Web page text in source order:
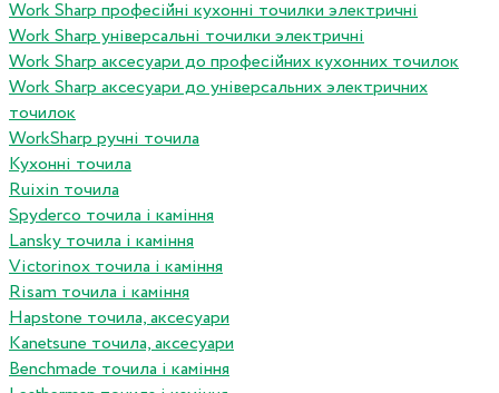
Work Sharp професiйнi кухоннi точилки электричнi
Work Sharp унiверсальнi точилки электричнi
Work Sharp аксесуари до професiйних кухонних точилок
Work Sharp аксесуари до унiверсальних электричних
точилок
WorkSharp ручні точила
Кухонні точила
Ruixin точила
Spyderco точила і каміння
Lansky точила і каміння
Victorinox точила і каміння
Risam точила і каміння
Hapstone точила, аксесуари
Kanetsune точила, аксесуари
Benchmade точила і каміння